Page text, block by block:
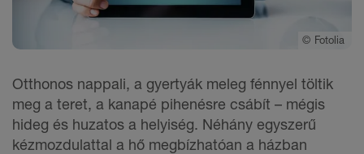
© Fotolia
Otthonos nappali, a gyertyák meleg fénnyel töltik
meg a teret, a kanapé pihenésre csábít – mégis
hideg és huzatos a helyiség. Néhány egyszerű
kézmozdulattal a hő megbízhatóan a házban